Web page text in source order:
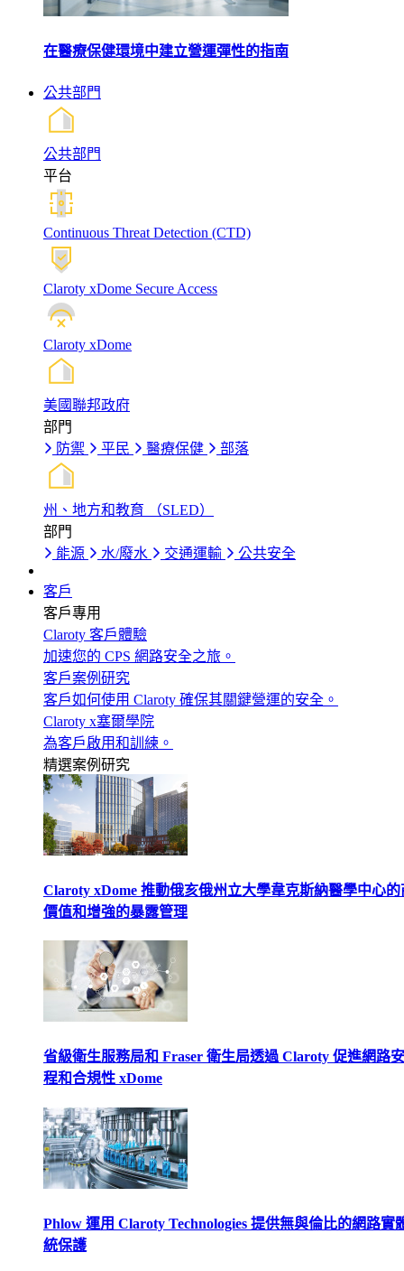
在醫療保健環境中建立營運彈性的指南
公共部門
公共部門
平台
Continuous Threat Detection (CTD)
Claroty xDome Secure Access
Claroty xDome
美國聯邦政府
部門
防禦
平民 醫療保健 部落
州、地方和教育 （SLED）
部門
能源
水/廢水 交通運輸 公共安全
客戶
客戶專用
Claroty 客戶體驗
加速您的 CPS 網路安全之旅。
客戶案例研究
客戶如何使用 Claroty 確保其關鍵營運的安全。
Claroty x塞爾學院
為客戶啟用和訓練。
精選案例研究
Claroty xDome 推動俄亥俄州立大學韋克斯納醫學中心的
價值和增強的暴露管理
省級衛生服務局和 Fraser 衛生局透過 Claroty 促進網路
程和合規性 xDome
Phlow 運用 Claroty Technologies 提供無與倫比的網路實
統保護